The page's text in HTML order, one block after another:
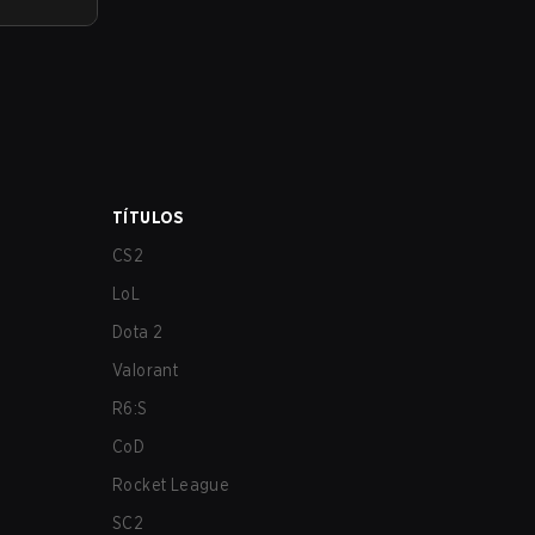
TÍTULOS
CS2
LoL
Dota 2
Valorant
R6:S
CoD
Rocket League
SC2